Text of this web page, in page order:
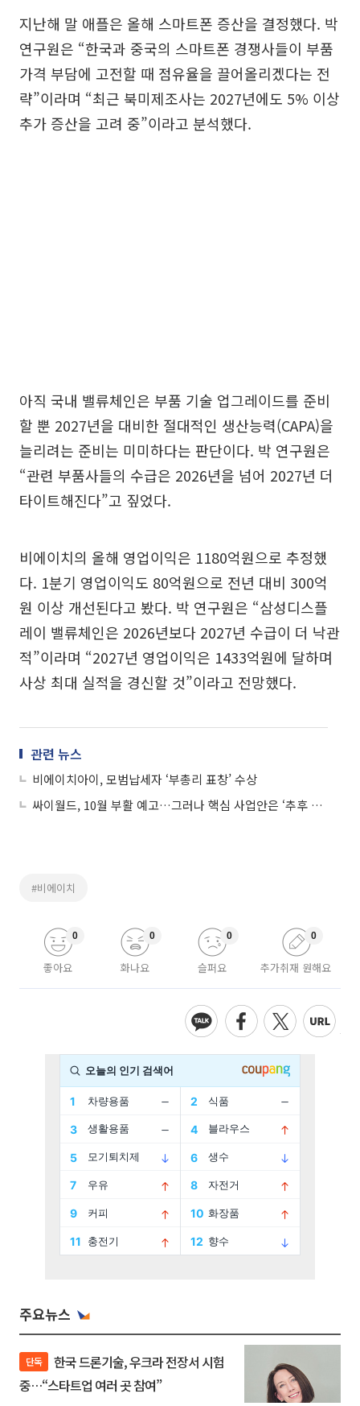
지난해 말 애플은 올해 스마트폰 증산을 결정했다. 박
연구원은 “한국과 중국의 스마트폰 경쟁사들이 부품
가격 부담에 고전할 때 점유율을 끌어올리겠다는 전
략”이라며 “최근 북미제조사는 2027년에도 5% 이상
추가 증산을 고려 중”이라고 분석했다.
아직 국내 밸류체인은 부품 기술 업그레이드를 준비
할 뿐 2027년을 대비한 절대적인 생산능력(CAPA)을
늘리려는 준비는 미미하다는 판단이다. 박 연구원은
“관련 부품사들의 수급은 2026년을 넘어 2027년 더
타이트해진다”고 짚었다.
비에이치의 올해 영업이익은 1180억원으로 추정했
다. 1분기 영업이익도 80억원으로 전년 대비 300억
원 이상 개선된다고 봤다. 박 연구원은 “삼성디스플
레이 밸류체인은 2026년보다 2027년 수급이 더 낙관
적”이라며 “2027년 영업이익은 1433억원에 달하며
사상 최대 실적을 경신할 것”이라고 전망했다.
관련 뉴스
비에이치아이, 모범납세자 ‘부총리 표창’ 수상
싸이월드, 10월 부활 예고…그러나 핵심 사업안은 ‘추후 공개’
#비에이치
좋아요
0
화나요
0
슬퍼요
0
추가취재 원해요
0
주요뉴스
단독
중…“스타트업 여러 곳 참여”